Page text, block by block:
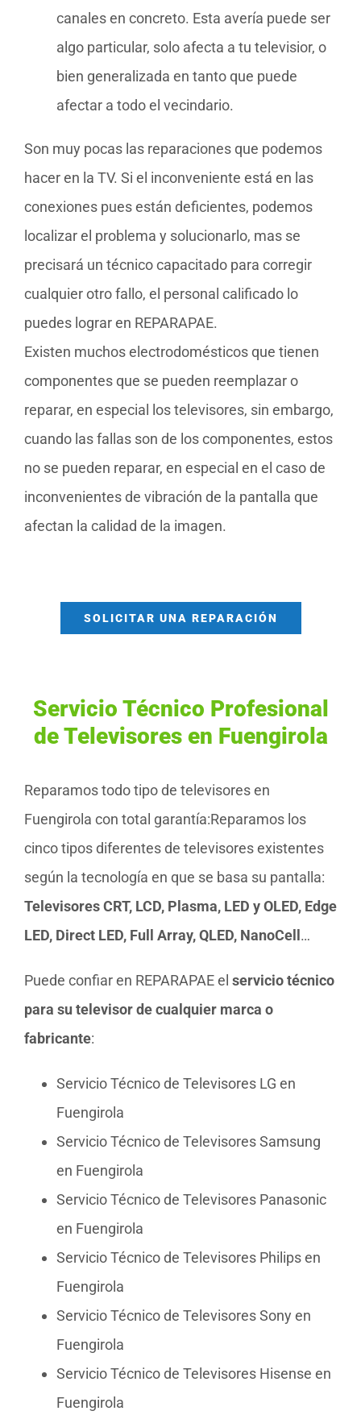
canales en concreto. Esta avería puede ser
algo particular, solo afecta a tu televisior, o
bien generalizada en tanto que puede
afectar a todo el vecindario.
Son muy pocas las reparaciones que podemos
hacer en la TV. Si el inconveniente está en las
conexiones pues están deficientes, podemos
localizar el problema y solucionarlo, mas se
precisará un técnico capacitado para corregir
cualquier otro fallo, el personal calificado lo
puedes lograr en REPARAPAE.
Existen muchos electrodomésticos que tienen
componentes que se pueden reemplazar o
reparar, en especial los televisores, sin embargo,
cuando las fallas son de los componentes, estos
no se pueden reparar, en especial en el caso de
inconvenientes de vibración de la pantalla que
afectan la calidad de la imagen.
SOLICITAR UNA REPARACIÓN
Servicio Técnico Profesional
de Televisores en Fuengirola
Reparamos todo tipo de televisores en
Fuengirola con total garantía:Reparamos los
cinco tipos diferentes de televisores existentes
según la tecnología en que se basa su pantalla:
Televisores CRT, LCD, Plasma, LED y OLED, Edge
LED, Direct LED, Full Array, QLED, NanoCell…
Puede confiar en REPARAPAE el servicio técnico
para su televisor de cualquier marca o
fabricante:
Servicio Técnico de Televisores LG en
Fuengirola
Servicio Técnico de Televisores Samsung
en Fuengirola
Servicio Técnico de Televisores Panasonic
en Fuengirola
Servicio Técnico de Televisores Philips en
Fuengirola
Servicio Técnico de Televisores Sony en
Fuengirola
Servicio Técnico de Televisores Hisense en
Fuengirola